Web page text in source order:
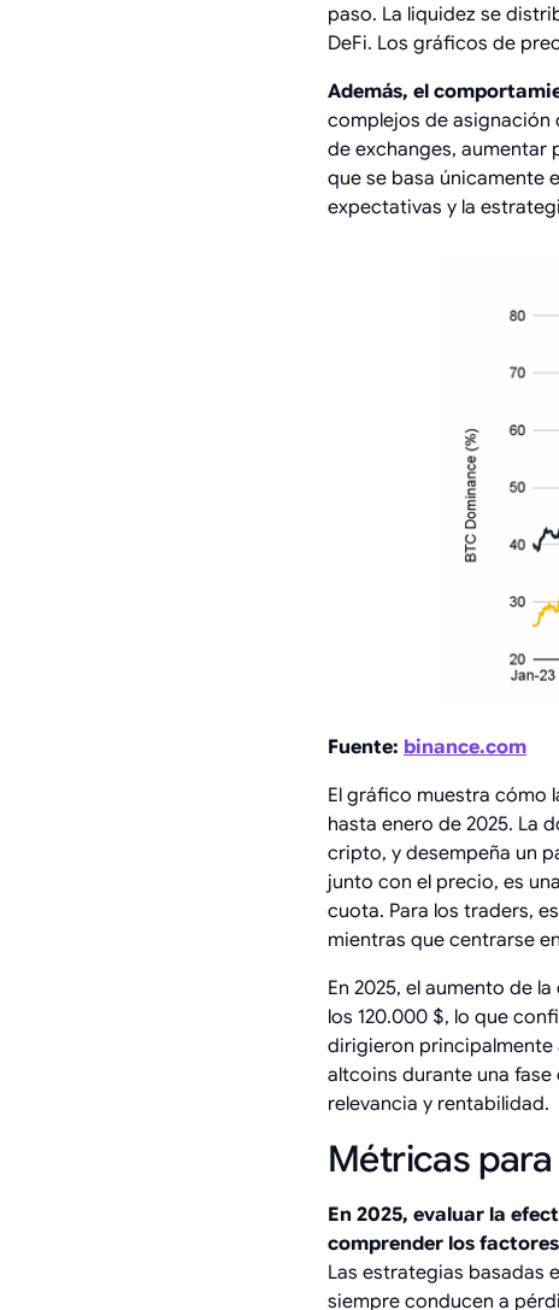
paso. La liquidez se
DeFi. Los gráficos de
Además, el
complejos de asignación
de exchanges, aumentar
que se basa únicamente
expectativas y la
Fuente: binance.com
El gráfico muestra cómo
hasta enero de 2025. La
cripto, y desempeña un
junto con el precio, es
cuota. Para los traders,
mientras que centrarse
En 2025, el aumento de
los 120.000 $, lo que
dirigieron principalmente
altcoins durante una
relevancia y rentabilidad.
Métricas
En 2025, evaluar la
comprender los
Las estrategias basadas
siempre conducen a